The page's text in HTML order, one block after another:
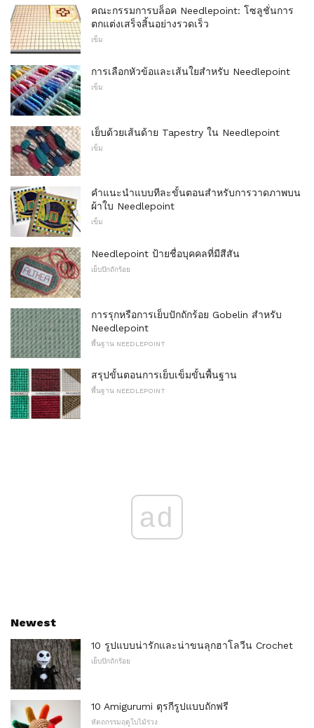
คณะกรรมการบล็อค Needlepoint: โซลูชั่นการ
ตกแต่งเสร็จสิ้นอย่างรวดเร็ว
เข็ม
การเลือกหัวข้อและเส้นใยสำหรับ Needlepoint
เข็ม
เย็บด้วยเส้นด้าย Tapestry ใน Needlepoint
เข็ม
คำแนะนำแบบทีละขั้นตอนสำหรับการวาดภาพบน
ผ้าใบ Needlepoint
เข็ม
Needlepoint ป้ายชื่อบุคคลที่มีสีสัน
เย็บปักถักร้อย
การรุกหรือการเย็บปักถักร้อย Gobelin สำหรับ
Needlepoint
พื้นฐาน NEEDLEPOINT
สรุปขั้นตอนการเย็บเข็มขั้นพื้นฐาน
พื้นฐาน NEEDLEPOINT
ad
Newest
10 รูปแบบน่ารักและน่าขนลุกฮาโลวีน Crochet
เย็บปักถักร้อย
10 Amigurumi ตุรกีรูปแบบถักฟรี
หัตถกรรมฤดูใบไม้ร่วง